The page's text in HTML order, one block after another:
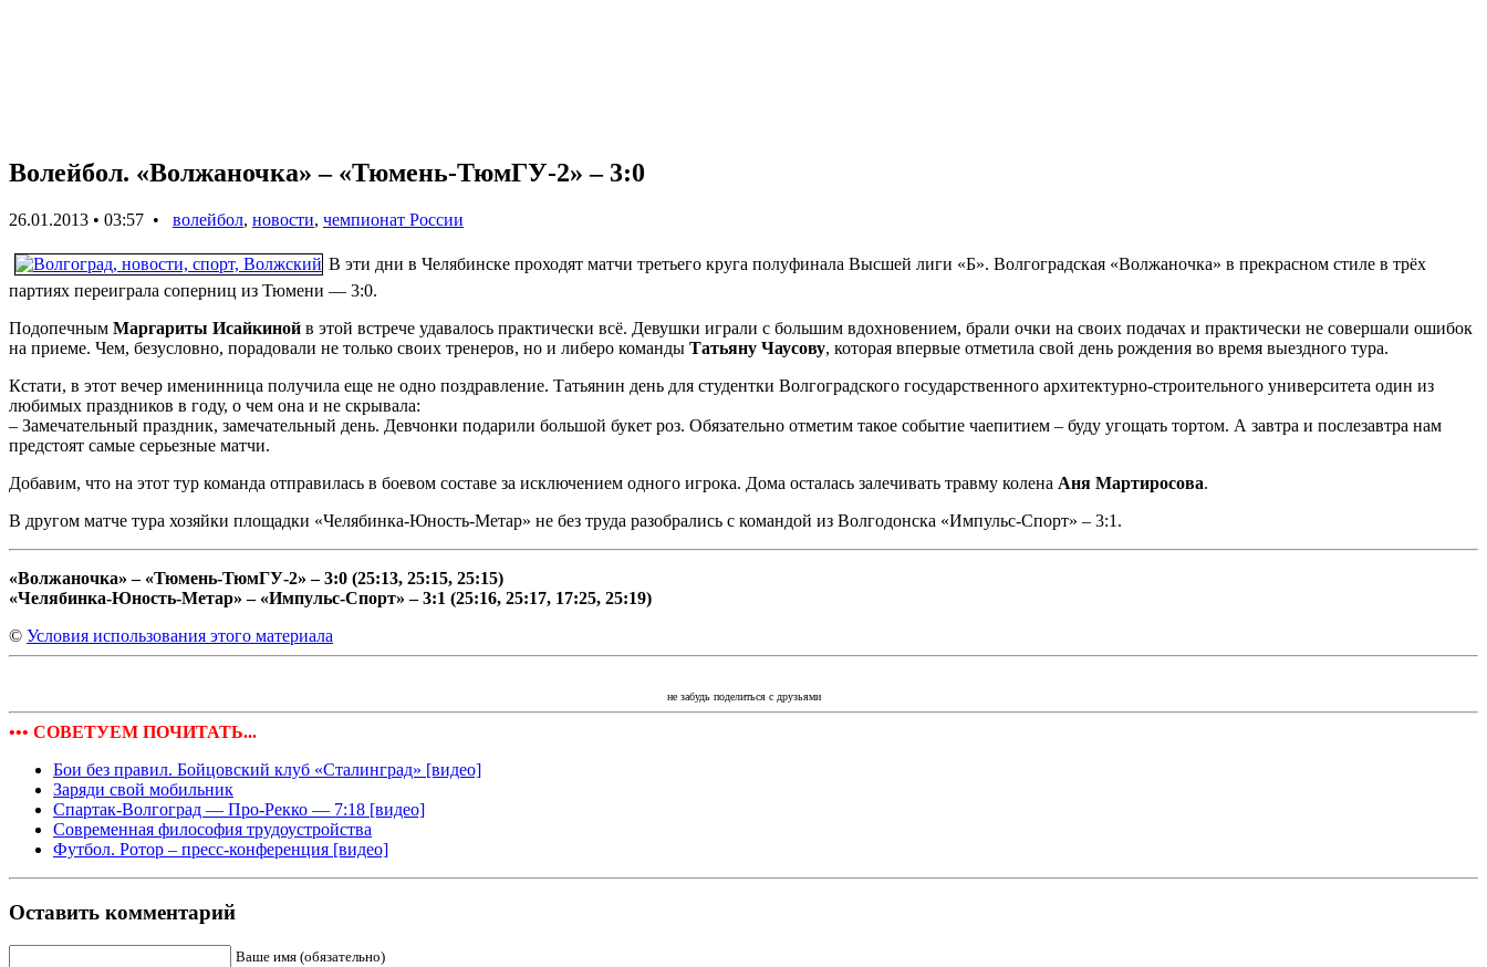
Волейбол. «Волжаночка» – «Тюмень-ТюмГУ-2» – 3:0
26.01.2013 • 03:57 • волейбол, новости, чемпионат России
В эти дни в Челябинске проходят матчи третьего круга полуфинала Высшей лиги «Б». Волгоградская «Волжаночка» в прекрасном стиле в трёх
партиях переиграла соперниц из Тюмени — 3:0.
Подопечным Маргариты Исайкиной в этой встрече удавалось практически всё. Девушки играли с большим вдохновением, брали очки на своих подачах и практически не совершали ошибок
на приеме. Чем, безусловно, порадовали не только своих тренеров, но и либеро команды Татьяну Чаусову, которая впервые отметила свой день рождения во время выездного тура.
Кстати, в этот вечер именинница получила еще не одно поздравление. Татьянин день для студентки Волгоградского государственного архитектурно-строительного университета один из
любимых праздников в году, о чем она и не скрывала:
– Замечательный праздник, замечательный день. Девчонки подарили большой букет роз. Обязательно отметим такое событие чаепитием – буду угощать тортом. А завтра и послезавтра нам
предстоят самые серьезные матчи.
Добавим, что на этот тур команда отправилась в боевом составе за исключением одного игрока. Дома осталась залечивать травму колена Аня Мартиросова.
В другом матче тура хозяйки площадки «Челябинка-Юность-Метар» не без труда разобрались с командой из Волгодонска «Импульс-Спорт» – 3:1.
«Волжаночка» – «Тюмень-ТюмГУ-2» – 3:0 (25:13, 25:15, 25:15)
«Челябинка-Юность-Метар» – «Импульс-Спорт» – 3:1 (25:16, 25:17, 17:25, 25:19)
© Условия использования этого материала
не забудь поделиться с друзьями
••• СОВЕТУЕМ ПОЧИТАТЬ...
Бои без правил. Бойцовский клуб «Сталинград» [видео]
Заряди свой мобильник
Спартак-Волгоград — Про-Рекко — 7:18 [видео]
Современная философия трудоустройства
Футбол. Ротор – пресс-конференция [видео]
Оставить комментарий
Ваше имя (обязательно)